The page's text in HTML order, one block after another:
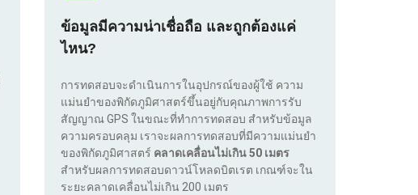
ข้อมูลมีความน่าเชื่อถือ และถูกต้องแค่
ไหน?
การทดสอบจะดำเนินการในอุปกรณ์ของผู้ใช้ ความ
แม่นยำของพิกัดภูมิศาสตร์ขึ้นอยู่กับคุณภาพการรับ
สัญญาณ GPS ในขณะที่ทำการทดสอบ สำหรับข้อมูล
ความครอบคลุม เราจะผลการทดสอบที่มีความแม่นยำ
ของพิกัดภูมิศาสตร์ คลาดเคลื่อนไม่เกิน 50 เมตร
สำหรับผลการทดสอบดาวน์โหลดบิตเรต เกณฑ์จะใน
ระยะคลาดเคลื่อนไม่เกิน 200 เมตร